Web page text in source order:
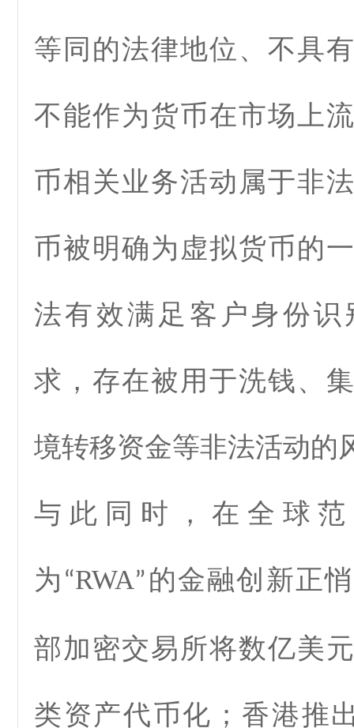
等同的法律地位、不具
不能作为货币在市场上
币相关业务活动属于非
币被明确为虚拟货币的
法有效满足客户身份识
求，存在被用于洗钱、
境转移资金等非法活动的
与此同时，在全球
为 “RWA” 的金融创新正
部加密交易所将数亿美
类资产代币化；香港推